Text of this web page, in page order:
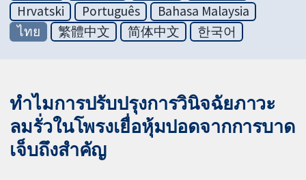
Hrvatski
Português
Bahasa Malaysia
ไทย
繁體中文 简体中文 한국어
ทำไมการปรับปรุงการวินิจฉัยภาวะ
ลมรั่วในโพรงเยื่อหุ้มปอดจากการบาด
เจ็บถึงสำคัญ